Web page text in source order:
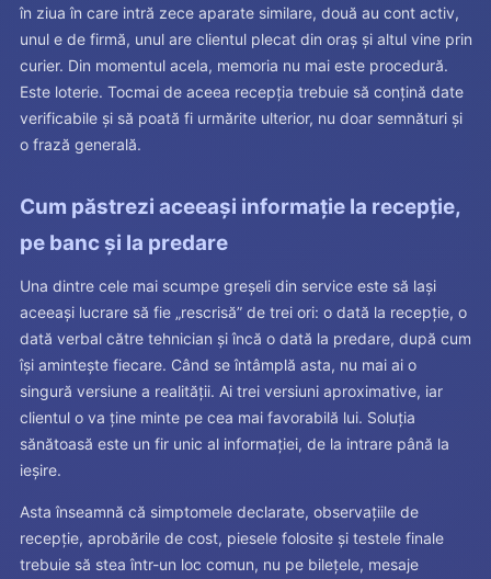
în ziua în care intră zece aparate similare, două au cont activ,
unul e de firmă, unul are clientul plecat din oraș și altul vine prin
curier. Din momentul acela, memoria nu mai este procedură.
Este loterie. Tocmai de aceea recepția trebuie să conțină date
verificabile și să poată fi urmărite ulterior, nu doar semnături și
o frază generală.
Cum păstrezi aceeași informație la recepție,
pe banc și la predare
Una dintre cele mai scumpe greșeli din service este să lași
aceeași lucrare să fie „rescrisă” de trei ori: o dată la recepție, o
dată verbal către tehnician și încă o dată la predare, după cum
își amintește fiecare. Când se întâmplă asta, nu mai ai o
singură versiune a realității. Ai trei versiuni aproximative, iar
clientul o va ține minte pe cea mai favorabilă lui. Soluția
sănătoasă este un fir unic al informației, de la intrare până la
ieșire.
Asta înseamnă că simptomele declarate, observațiile de
recepție, aprobările de cost, piesele folosite și testele finale
trebuie să stea într-un loc comun, nu pe bilețele, mesaje